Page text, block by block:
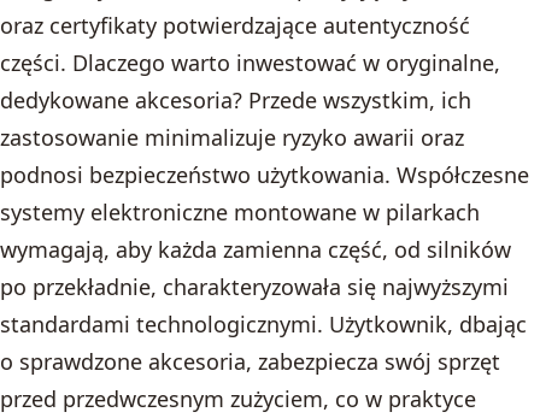
oraz certyfikaty potwierdzające autentyczność
części. Dlaczego warto inwestować w oryginalne,
dedykowane akcesoria? Przede wszystkim, ich
zastosowanie minimalizuje ryzyko awarii oraz
podnosi bezpieczeństwo użytkowania. Współczesne
systemy elektroniczne montowane w pilarkach
wymagają, aby każda zamienna część, od silników
po przekładnie, charakteryzowała się najwyższymi
standardami technologicznymi. Użytkownik, dbając
o sprawdzone akcesoria, zabezpiecza swój sprzęt
przed przedwczesnym zużyciem, co w praktyce